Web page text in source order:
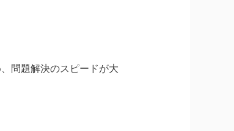
問題解決のスピードが大